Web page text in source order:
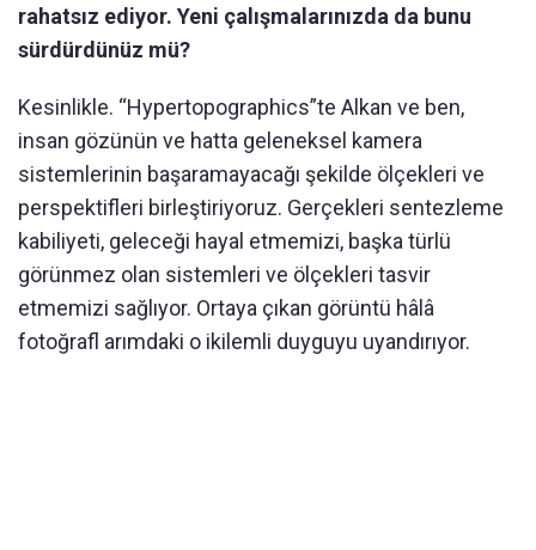
rahatsız ediyor. Yeni çalışmalarınızda da bunu
sürdürdünüz mü?
Kesinlikle. “Hypertopographics”te Alkan ve ben,
insan gözünün ve hatta geleneksel kamera
sistemlerinin başaramayacağı şekilde ölçekleri ve
perspektifleri birleştiriyoruz. Gerçekleri sentezleme
kabiliyeti, geleceği hayal etmemizi, başka türlü
görünmez olan sistemleri ve ölçekleri tasvir
etmemizi sağlıyor. Ortaya çıkan görüntü hâlâ
fotoğrafl arımdaki o ikilemli duyguyu uyandırıyor.